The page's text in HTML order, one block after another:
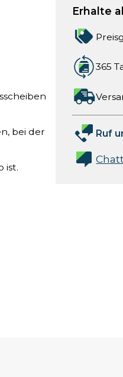
bei der
ist.
Erhalte
365
Ruf